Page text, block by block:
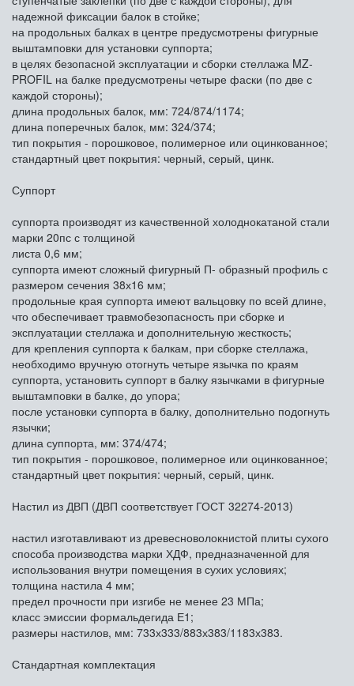
надежной фиксации балок в стойке;
на продольных балках в центре предусмотрены фигурные
выштамповки для установки суппорта;
в целях безопасной эксплуатации и сборки стеллажа MZ-
PROFIL на балке предусмотрены четыре фаски (по две с
каждой стороны);
длина продольных балок, мм: 724/874/1174;
длина поперечных балок, мм: 324/374;
тип покрытия - порошковое, полимерное или оцинкованное;
стандартный цвет покрытия: черный, серый, цинк.
Суппорт
суппорта производят из качественной холоднокатаной стали
марки 20пс с толщиной
листа 0,6 мм;
суппорта имеют сложный фигурный П- образный профиль с
размером сечения 38х16 мм;
продольные края суппорта имеют вальцовку по всей длине,
что обеспечивает травмобезопасность при сборке и
эксплуатации стеллажа и дополнительную жесткость;
для крепления суппорта к балкам, при сборке стеллажа,
необходимо вручную отогнуть четыре язычка по краям
суппорта, установить суппорт в балку язычками в фигурные
выштамповки в балке, до упора;
после установки суппорта в балку, дополнительно подогнуть
язычки;
длина суппорта, мм: 374/474;
тип покрытия - порошковое, полимерное или оцинкованное;
стандартный цвет покрытия: черный, серый, цинк.
Настил из ДВП (ДВП соответствует ГОСТ 32274-2013)
настил изготавливают из древесноволокнистой плиты сухого
способа производства марки ХДФ, предназначенной для
использования внутри помещения в сухих условиях;
толщина настила 4 мм;
предел прочности при изгибе не менее 23 МПа;
класс эмиссии формальдегида Е1;
размеры настилов, мм: 733х333/883х383/1183х383.
Стандартная комплектация